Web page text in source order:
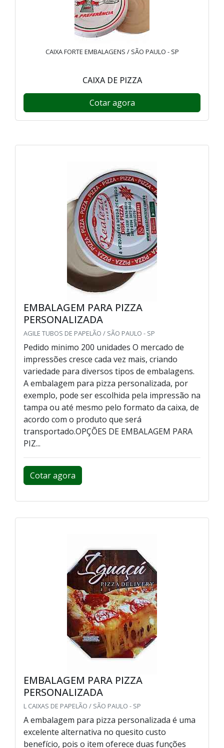
CAIXA FORTE EMBALAGENS / SÃO PAULO - SP
CAIXA DE PIZZA
Cotar agora
EMBALAGEM PARA PIZZA
PERSONALIZADA
AGILE TUBOS DE PAPELÃO / SÃO PAULO - SP
Pedido minimo 200 unidades O mercado de
impressões cresce cada vez mais, criando
variedade para diversos tipos de embalagens.
A embalagem para pizza personalizada, por
exemplo, pode ser escolhida pela impressão na
tampa ou até mesmo pelo formato da caixa, de
acordo com o produto que será
transportado.OPÇÕES DE EMBALAGEM PARA
PIZ...
Cotar agora
EMBALAGEM PARA PIZZA
PERSONALIZADA
L CAIXAS DE PAPELÃO / SÃO PAULO - SP
A embalagem para pizza personalizada é uma
excelente alternativa no quesito custo
benefício, pois o item oferece duas funções